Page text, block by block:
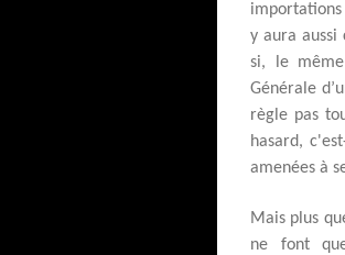
importations
y aura aussi
si, le
Générale
règle pas
hasard,
amenées à
Mais plus
ne font